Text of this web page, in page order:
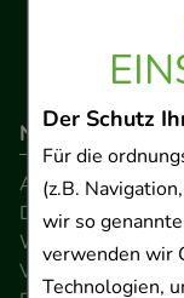
Der Schutz
Für die
(z.B.
wir so
verwenden wir
Technologien,
Navigation
AGB
Datenschutz
Widerrufsrecht
Versandkosten